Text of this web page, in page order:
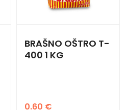
BRAŠNO OŠTRO T-
400 1 KG
0.60 €